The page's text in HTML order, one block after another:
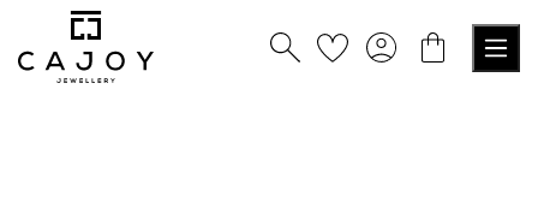
springen